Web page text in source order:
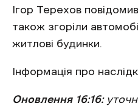
Ігор Терехов
також згоріли
житлові будинки.
Інформація про
Оновлення 16:16: